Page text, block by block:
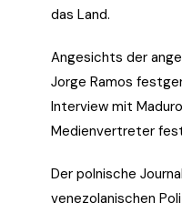
das Land.
Angesichts der
Jorge Ramos
Interview mit
Medienvertreter
Der polnische
venezolanischen